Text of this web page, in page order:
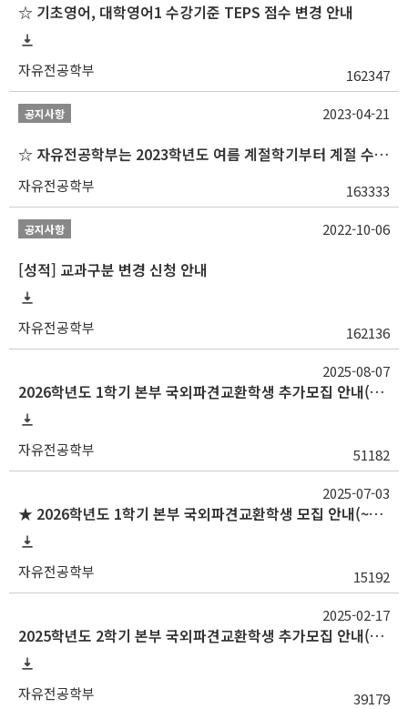
☆ 기초영어, 대학영어1 수강기준 TEPS 점수 변경 안내
자유전공학부 162347
공지사항
☆ 자유전공학부는 2023학년도 여름 계절학기부터 계절 수업을 개설하지 않습니다 ☆
자유전공학부 163333
2023-04-21
공지사항
[성적] 교과구분 변경 신청 안내
자유전공학부 162136
2022-10-06
2026학년도 1학기 본부 국외파견교환학생 추가모집 안내(~8/14목 14시)
자유전공학부 51182
2025-08-07
★ 2026학년도 1학기 본부 국외파견교환학생 모집 안내(~7/13(일) 23:59)
자유전공학부 15192
2025-07-03
2025학년도 2학기 본부 국외파견교환학생 추가모집 안내(~2/17월 14시)
자유전공학부 39179
2025-02-17